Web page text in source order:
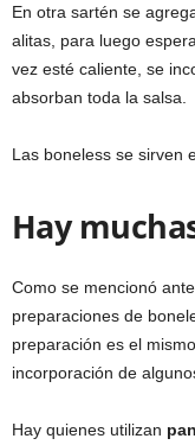
En otra sartén se
alitas, para luego
vez esté caliente, se
absorban toda la salsa.
Las boneless se sirven
Hay
Como se mencionó
preparaciones de
preparación es el
incorporación de
Hay quienes utilizan